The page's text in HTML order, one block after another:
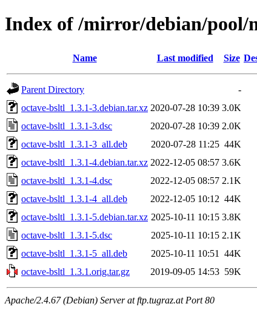
Index of /mirror/debian/pool/
Name Last modified Size
Parent Directory
-
octave-bsltl_1.3.1-3.debian.tar.xz 2020-07-28 10:39 3.0K
octave-bsltl_1.3.1-3.dsc
2020-07-28 10:39 2.0K
octave-bsltl_1.3.1-3_all.deb
2020-07-28 11:25 44K
octave-bsltl_1.3.1-4.debian.tar.xz 2022-12-05 08:57 3.6K
octave-bsltl_1.3.1-4.dsc
2022-12-05 08:57 2.1K
octave-bsltl_1.3.1-4_all.deb
2022-12-05 10:12 44K
octave-bsltl_1.3.1-5.debian.tar.xz 2025-10-11 10:15 3.8K
octave-bsltl_1.3.1-5.dsc
2025-10-11 10:15 2.1K
octave-bsltl_1.3.1-5_all.deb
2025-10-11 10:51
44K
octave-bsltl_1.3.1.orig.tar.gz
2019-09-05 14:53 59K
Apache/2.4.67 (Debian) Server at ftp.tugraz.at Port 80